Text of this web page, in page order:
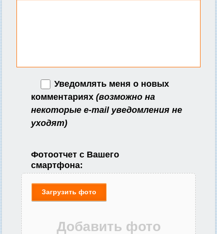
Уведомлять меня о новых
комментариях (возможно на
некоторые e-mail уведомления не
уходят)
Фотоотчет с Вашего
смартфона:
Загрузить фото